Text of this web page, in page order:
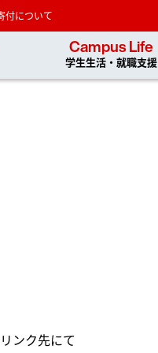
学 You, Unlimited
付について
Campus Life
学生生活・就職支援
ンク先にて